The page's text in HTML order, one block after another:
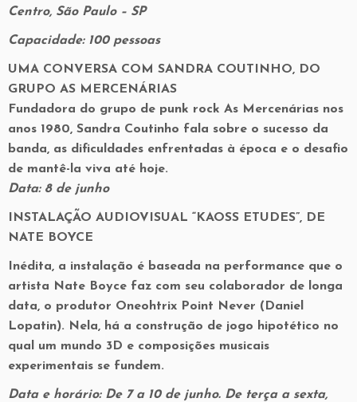
Centro, São Paulo – SP
Capacidade: 100 pessoas
UMA CONVERSA COM SANDRA COUTINHO, DO
GRUPO AS MERCENÁRIAS
Fundadora do grupo de punk rock As Mercenárias nos
anos 1980, Sandra Coutinho fala sobre o sucesso da
banda, as dificuldades enfrentadas à época e o desafio
de mantê-la viva até hoje.
Data: 8 de junho
INSTALAÇÃO AUDIOVISUAL “KAOSS ETUDES”, DE
NATE BOYCE
Inédita, a instalação é baseada na performance que o
artista Nate Boyce faz com seu colaborador de longa
data, o produtor Oneohtrix Point Never (Daniel
Lopatin). Nela, há a construção de jogo hipotético no
qual um mundo 3D e composições musicais
experimentais se fundem.
Data e horário: De 7 a 10 de junho. De terça a sexta,